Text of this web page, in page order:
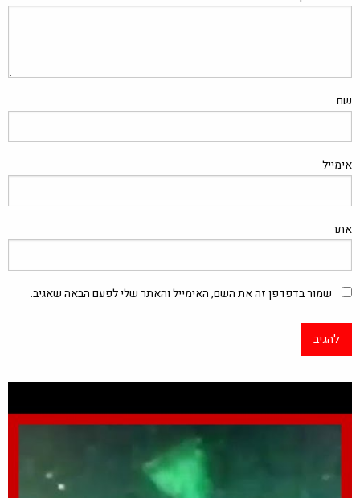
שם
אימייל
אתר
שמור בדפדפן זה את השם, האימייל והאתר שלי לפעם הבאה שאגיב.